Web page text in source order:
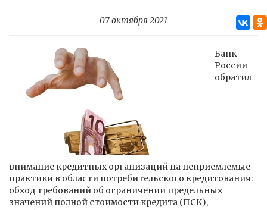
07 октября 2021
Банк
России
обратил
внимание кредитных организаций на неприемлемые
практики в области потребительского кредитования:
обход требований об ограничении предельных
значений полной стоимости кредита (ПСК),